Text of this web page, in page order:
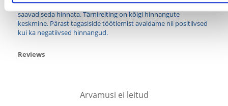
Ainult registreeritud FERA.EE kliendid, kes on toote ostnud,
saavad seda hinnata. Tärnireiting on kõigi hinnangute
keskmine. Pärast tagasiside töötlemist avaldame nii positiivsed
kui ka negatiivsed hinnangud.
Reviews
Arvamusi ei leitud